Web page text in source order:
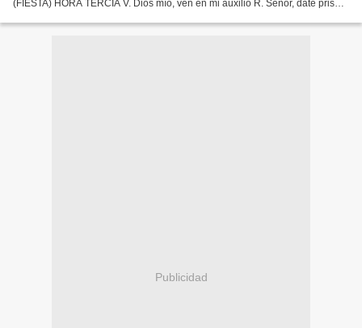
(FIESTA) HORA TERCIA V. Dios mío, ven en mi auxilio R. Señor, date prisa
Publicidad